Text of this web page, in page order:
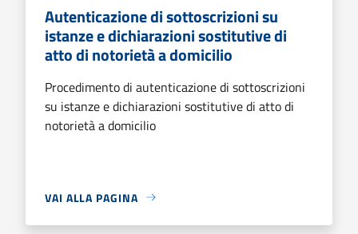
Autenticazione di sottoscrizioni su
istanze e dichiarazioni sostitutive di
atto di notorietà a domicilio
Procedimento di autenticazione di sottoscrizioni
su istanze e dichiarazioni sostitutive di atto di
notorietà a domicilio
VAI ALLA PAGINA